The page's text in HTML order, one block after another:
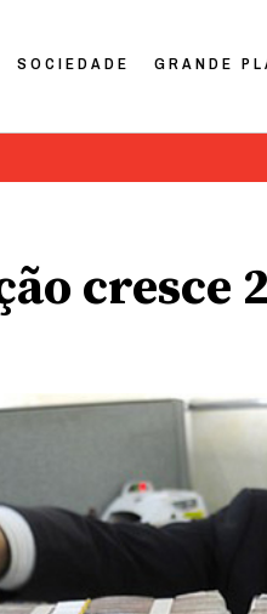
SOCIEDADE GRANDE
cresce